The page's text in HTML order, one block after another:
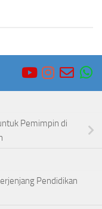
Pemimpin di
Pendidikan